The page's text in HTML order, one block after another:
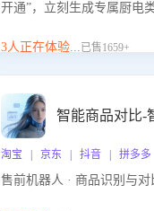
开通”，立刻生成专属厨电
能咨询”等真实场景应对技巧
3人正在体验...已售1659+
智能商品对比-
淘宝 | 京东 | 抖音 | 拼多多
售前机器人 · 商品识别与